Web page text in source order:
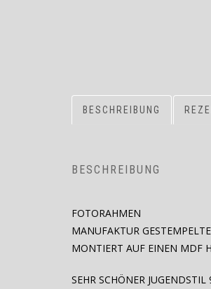
BESCHREIBUNG
BESCHREIBUNG
FOTORAHMEN
MANUFAKTUR
MONTIERT AUF EINEN MDF
SEHR SCHÖNER